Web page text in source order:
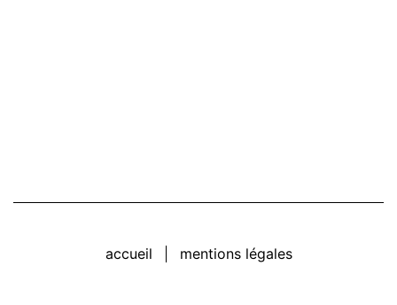
accueil mentions légales